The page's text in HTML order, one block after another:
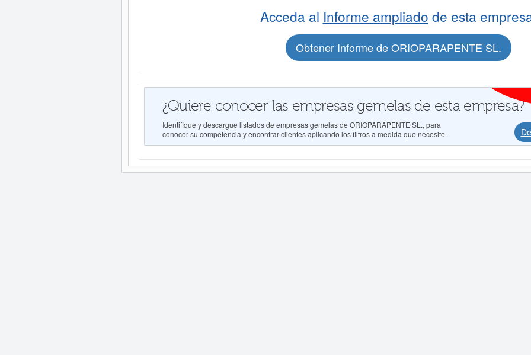
Acceda al Informe ampliado de esta
Obtener Informe de ORIOPARAPENTE SL.
¿Quiere conocer las empresas gemelas de esta empresa?
Identifique y descargue listados de empresas gemelas de ORIOPARAPENTE SL., para
conocer su competencia y encontrar clientes aplicando los filtros a medida que necesite.